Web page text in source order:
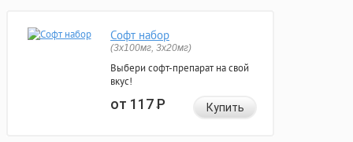
Софт набор
(3x100мг, 3x20мг)
Выбери софт-препарат на свой
вкус!
от 117Р Купить